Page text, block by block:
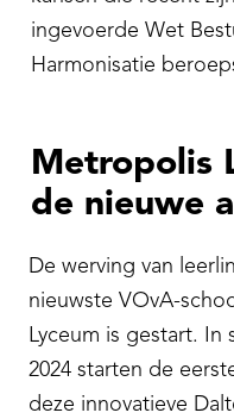
ingevoerde Wet
Harmonisatie
De werving van
nieuwste VOvA-
Lyceum is gestart. In
2024 starten de
deze innovatieve
Metropolis
de nieuwe